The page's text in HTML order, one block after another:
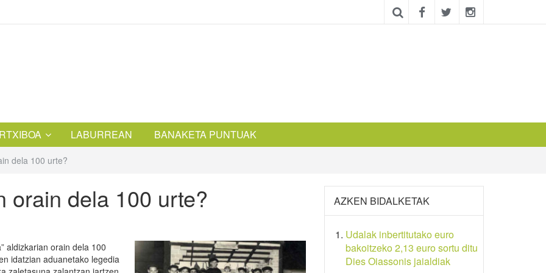
LABURREAN BANAKETA PUNTUAK
dela 100 urte?
orain dela 100 urte?
aldizkarian orain dela 100
idatzian aduanetako legedia
AZKEN BIDALKETAK
Udalak inbertitutako euro
bakoitzeko 2,13 euro sortu ditu
Dies Oiassonis jaialdiak